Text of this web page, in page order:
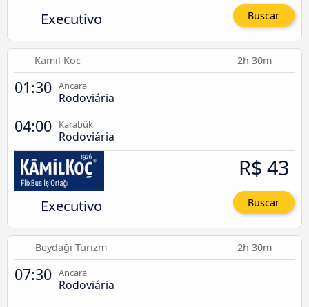
Executivo Buscar
Kamil Koc 2h 30m
01:30 Ancara
Rodoviária
04:00 Karabük
Rodoviária
Executivo
R$ 43
Buscar
Beydağı Turizm 2h 30m
07:30 Ancara
Rodoviária